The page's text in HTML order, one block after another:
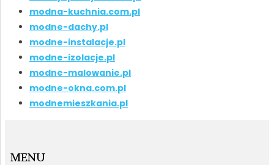
modna-kuchnia.com.pl
modne-dachy.pl
modne-instalacje.pl
modne-izolacje.pl
modne-malowanie.pl
modne-okna.com.pl
modnemieszkania.pl
MENU